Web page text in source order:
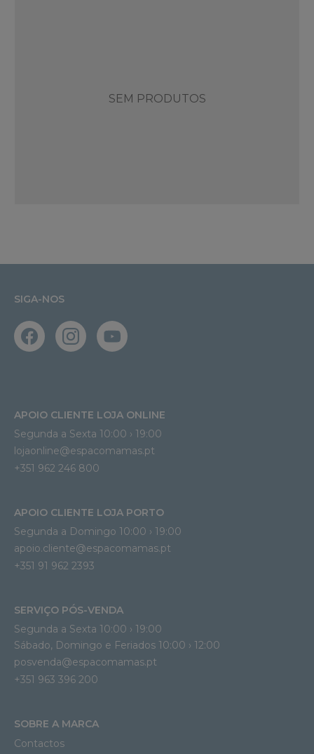
SEM PRODUTOS
SIGA-NOS
APOIO CLIENTE LOJA ONLINE
Segunda a Sexta 10:00 › 19:00
lojaonline@espacomamas.pt
+351 962 246 800
APOIO CLIENTE LOJA PORTO
Segunda a Domingo 10:00 › 19:00
apoio.cliente@espacomamas.pt
+351 91 962 2393
SERVIÇO PÓS-VENDA
Segunda a Sexta 10:00 › 19:00
Sábado, Domingo e Feriados 10:00 › 12:00
posvenda@espacomamas.pt
+351 963 396 200
SOBRE A MARCA
Contactos